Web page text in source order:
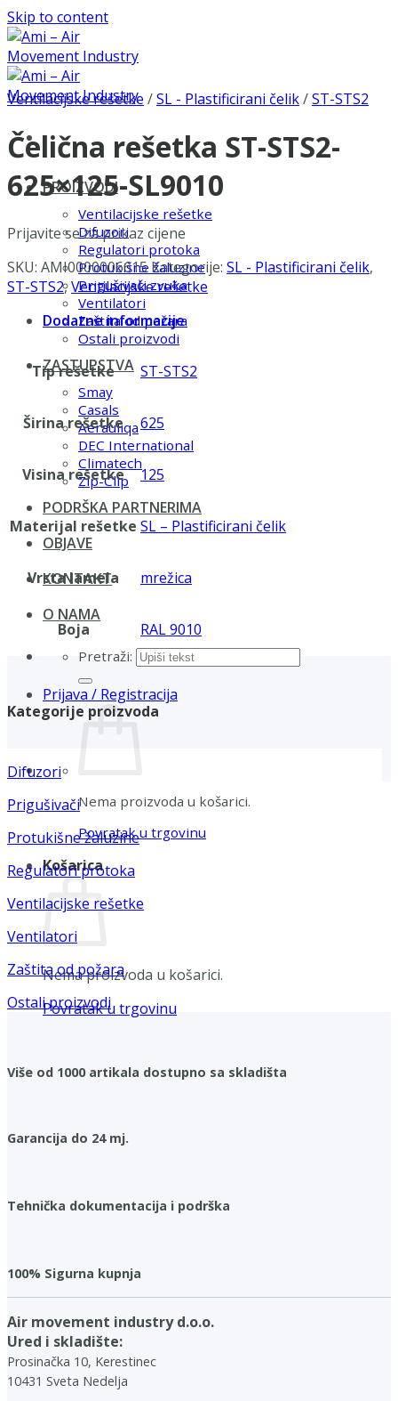
Skip to content
PROIZVODI
Ventilacijske rešetke
Difuzori
Regulatori protoka
Protukišne žaluzine
Prigušivači zvuka
Ventilatori
Zaštita od požara
Ostali proizvodi
ZASTUPSTVA
Smay
Casals
Aerauliqa
DEC International
Climatech
Zip-Clip
PODRŠKA PARTNERIMA
OBJAVE
KONTAKT
O NAMA
Pretraži:
Prijava / Registracija
Nema proizvoda u košarici.
Povratak u trgovinu
Košarica
Nema proizvoda u košarici.
Povratak u trgovinu
Ventilacijske rešetke /SL - Plastificirani čelik/ST-STS2
Čelična rešetka ST-STS2-
625×125-SL9010
Prijavite se za prikaz cijene
SKU: AMI0000006615 Kategorije: SL - Plastificirani čelik,
ST-STS2,Ventilacijske rešetke
Dodatne informacije
Tip rešetke ST-STS2
Širina rešetke 625
Visina rešetke 125
Materijal rešetke SL – Plastificirani čelik
Vrsta lamela mrežica
Boja RAL 9010
Kategorije proizvoda
Difuzori
Prigušivači
Protukišne žaluzine
Regulatori protoka
Ventilacijske rešetke
Ventilatori
Zaštita od požara
Ostali proizvodi
Više od 1000 artikala dostupno sa skladišta
Garancija do 24 mj.
Tehnička dokumentacija i podrška
100% Sigurna kupnja
Air movement industry d.o.o.
Ured i skladište:
Prosinačka 10, Kerestinec
10431 Sveta Nedelja